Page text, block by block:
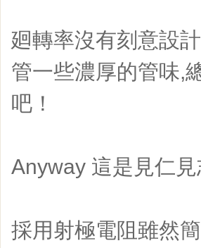
廻轉率沒有刻意設
管一些濃厚的管味,
吧！
Anyway 這是見仁見
採用射極電阻雖然